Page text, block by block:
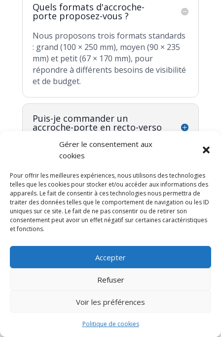
Gérer le consentement aux
cookies
Pour offrir les meilleures expériences, nous utilisons des technologies
telles que les cookies pour stocker et/ou accéder aux informations des
appareils. Le fait de consentir à ces technologies nous permettra de
traiter des données telles que le comportement de navigation ou les ID
uniques sur ce site. Le fait de ne pas consentir ou de retirer son
consentement peut avoir un effet négatif sur certaines caractéristiques
et fonctions.
Accepter
Refuser
Voir les préférences
Politique de cookies
Quels formats d'accroche-
porte proposez-vous ?
Nous proposons trois formats standards
: grand (100 × 250 mm), moyen (90 × 235
mm) et petit (67 × 170 mm), pour
répondre à différents besoins de visibilité
et de budget.
Puis-je commander un
accroche-porte en recto-verso
Puis-je fournir mon propre
fichier ?
Proposez-vous la création
graphique ?
Puis-je demander une quantité
personnalisée ?
Vos accroche-portes sont-ils